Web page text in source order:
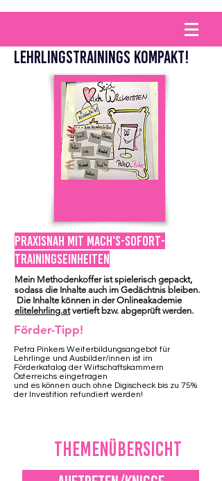
LEHRLINGStRAININGS KOMPAKT!
Praxisnah mit Mach's-Sofort-
Trainingseinheiten
Mein Methodenkoffer ist spielerisch gepackt,
sodass die Inhalte auch im Gedächtnis bleiben.
Die Inhalte können in der Onlineakademie
elitelehrling.atvertieft bzw. abgeprüft werden.
Förder-Tipp!
Petra Pinkers Weiterbildungsangebot für
Lehrlinge und Ausbilder/innen ist im
Förderkatalog der Wirtschaftskammern
Österreichs eingetragen
und es können auch ohne Digischeck bis zu 75%
der Investition refundiert werden!
Themenübersicht